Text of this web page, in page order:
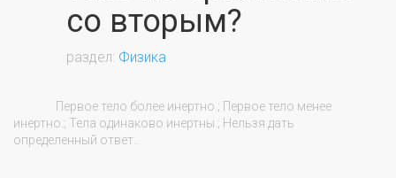
со вторым?
Физика
инертно.; Тела одинаково инертны.; Нельзя дать
определенный ответ..